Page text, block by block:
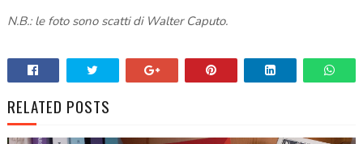
N.B.: le foto sono scatti di Walter Caputo.
RELATED POSTS